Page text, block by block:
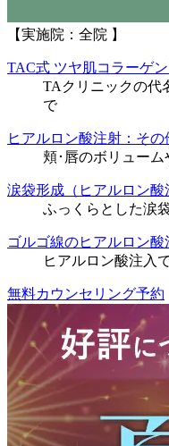
【実施院：全院 】
TAC式 ツヤ肌コラーゲ
TAクリニックの代
で
ヒアルロン酸注射：その
頬･唇のボリュー
涙袋形成（ヒアルロン酸
ふっくらとした涙
ゴルゴ線のヒアルロン酸
ヒアルロン酸注入
無料カウンセリング予約